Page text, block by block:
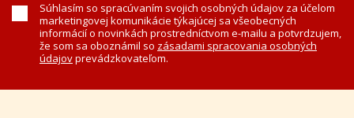
Súhlasím so spracúvaním svojich osobných údajov za účelom
marketingovej komunikácie týkajúcej sa všeobecných
informácií o novinkách prostredníctvom e-mailu a potvrdzujem,
že som sa oboznámil so zásadami spracovania osobných
údajovprevádzkovateľom.